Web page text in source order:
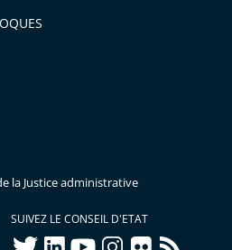
la Justice administrative
SUIVEZ LE CONSEIL D'ETAT
twitterlinkedInyoutubeinstagram
flickr rss